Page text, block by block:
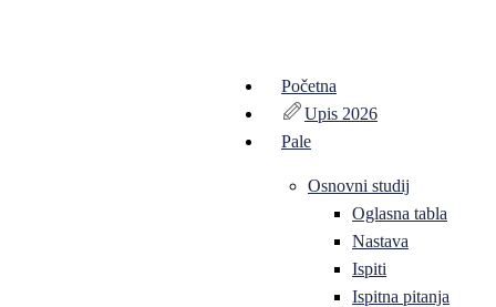
Početna
Upis 2026
Pale
Osnovni studij
Oglasna tabla
Nastava
Ispiti
Ispitna pitanja